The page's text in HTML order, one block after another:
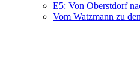
E5: Von Oberstdorf
Vom Watzmann zu